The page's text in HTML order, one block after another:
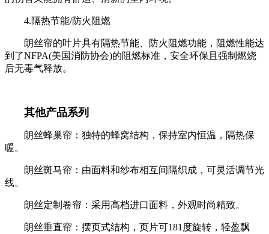
4.隔热节能/防火阻燃
朗丝帘的叶片具有隔热节能、防火阻燃功能，阻燃性能达
到了NFPA(美国消防协会)的阻燃标准，安全环保且强制燃烧
后无毒气释放。
其他产品系列
朗丝蜂巢帘：独特的蜂窝结构，保持室内恒温，隔热保
暖。
朗丝斑马帘：由面料和纱布相互间隔织成，可灵活调节光
线。
朗丝定制卷帘：采用高档进口面料，外观时尚精致。
朗丝垂直帘：摆页式结构，页片可181度旋转，轻盈飘